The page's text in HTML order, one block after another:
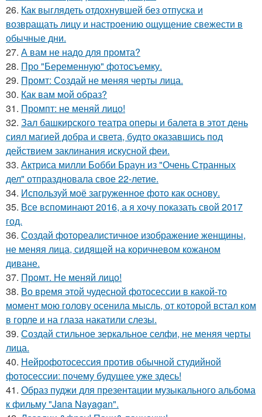
26. Как выглядеть отдохнувшей без отпуска и
возвращать лицу и настроению ощущение свежести в
обычные дни.
27. А вам не надо для промта?
28. Про "Беременную" фотосъемку.
29. Промт: Создай не меняя черты лица.
30. Как вам мой образ?
31. Промпт: не меняй лицо!
32. Зал башкирского театра оперы и балета в этот день
сиял магией добра и света, будто оказавшись под
действием заклинания искусной феи.
33. Актриса милли Бобби Браун из "Очень Странных
дел" отпраздновала свое 22-летие.
34. Используй моё загруженное фото как основу.
35. Все вспоминают 2016, а я хочу показать свой 2017
год.
36. Создай фотореалистичное изображение женщины,
не меняя лица, сидящей на коричневом кожаном
диване.
37. Промт. Не меняй лицо!
38. Во время этой чудесной фотосессии в какой-то
момент мою голову осенила мысль, от которой встал ком
в горле и на глаза накатили слезы.
39. Создай стильное зеркальное селфи, не меняя черты
лица.
40. Нейрофотосессия против обычной студийной
фотосессии: почему будущее уже здесь!
41. Образ пуджи для презентации музыкального альбома
к фильму "Jana Nayagan".